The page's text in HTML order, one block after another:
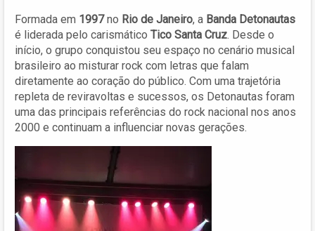
Formada em 1997no Rio de Janeiro, a Banda Detonautas
é liderada pelo carismático Tico Santa Cruz. Desde o
início, o grupo conquistou seu espaço no cenário musical
brasileiro ao misturar rock com letras que falam
diretamente ao coração do público. Com uma trajetória
repleta de reviravoltas e sucessos, os Detonautas foram
uma das principais referências do rock nacional nos anos
2000 e continuam a influenciar novas gerações.